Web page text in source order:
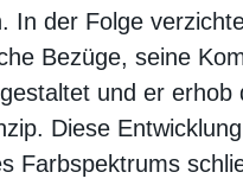
In der Folge
Bezüge, seine
und er erhob
Diese
Farbspektrums